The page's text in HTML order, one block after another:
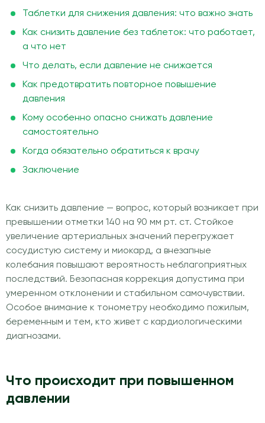
Таблетки для снижения давления: что важно знать
Как снизить давление без таблеток: что работает,
а что нет
Что делать, если давление не снижается
Как предотвратить повторное повышение
давления
Кому особенно опасно снижать давление
самостоятельно
Когда обязательно обратиться к врачу
Заключение
Как снизить давление — вопрос, который возникает при
превышении отметки 140 на 90 мм рт. ст. Стойкое
увеличение артериальных значений перегружает
сосудистую систему и миокард, а внезапные
колебания повышают вероятность неблагоприятных
последствий. Безопасная коррекция допустима при
умеренном отклонении и стабильном самочувствии.
Особое внимание к тонометру необходимо пожилым,
беременным и тем, кто живет с кардиологическими
диагнозами.
Что происходит при повышенном
давлении